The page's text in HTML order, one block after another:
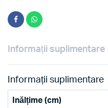
Informații suplimentare
Informații suplimentare
Inălțime (cm)